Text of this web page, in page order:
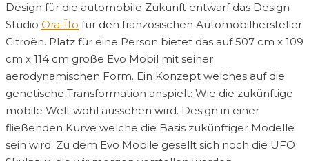
Design für die automobile Zukunft entwarf das Design
Studio Ora-Ïto für den französischen Automobilhersteller
Citroën. Platz für eine Person bietet das auf 507 cm x 109
cm x 114 cm große Evo Mobil mit seiner
aerodynamischen Form. Ein Konzept welches auf die
genetische Transformation anspielt: Wie die zukünftige
mobile Welt wohl aussehen wird. Design in einer
fließenden Kurve welche die Basis zukünftiger Modelle
sein wird. Zu dem Evo Mobile gesellt sich noch die UFO